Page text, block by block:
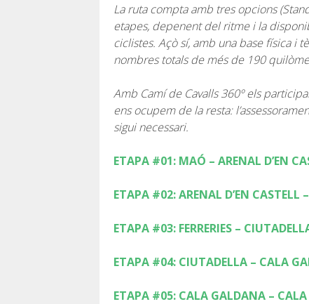
La ruta compta amb tres opcions
etapes, depenent del ritme i la
ciclistes. Açò sí, amb una base física i
nombres totals de més de 190
Amb Camí de Cavalls 360º els
ens ocupem de la resta:
sigui necessari.
ETAPA #01: MAÓ – ARENAL D’EN
ETAPA #02: ARENAL D’EN CASTELL –
ETAPA #03: FERRERIES –
ETAPA #04: CIUTADELLA – CALA
ETAPA #05: CALA GALDANA – CALA